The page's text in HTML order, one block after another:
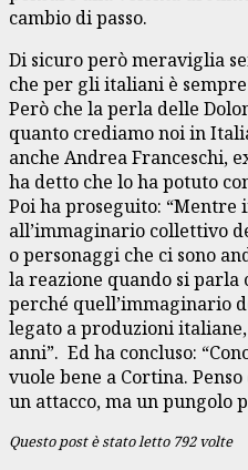
cambio di passo.
Di sicuro però meraviglia
che per gli italiani è
Però che la perla delle
quanto crediamo noi in
anche Andrea Franceschi,
ha detto che lo ha potuto
Poi ha proseguito: “Mentre
all’immaginario collettivo
o personaggi che ci sono
la reazione quando si
perché quell’immaginario
legato a produzioni
anni”. Ed ha concluso:
vuole bene a Cortina.
un attacco, ma un pungolo
Questo post è stato letto 792 volte